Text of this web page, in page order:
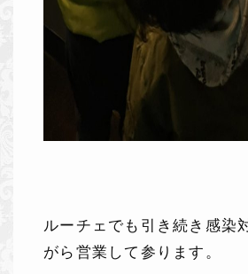
ルーチェでも引き続き感染
がら営業して参ります。